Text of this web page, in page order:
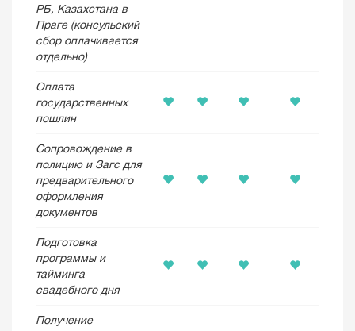
РБ, Казахстана в
Праге (консульский
сбор оплачивается
отдельно)
Оплата
государственных
пошлин
Сопровождение в
полицию и Загс для
предварительного
оформления
документов
Подготовка
программы и
тайминга
свадебного дня
Получение